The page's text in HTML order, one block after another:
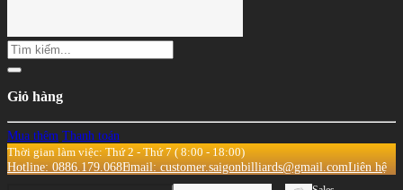
Giỏ hàng
Mua thêm Thanh toán
Thời gian làm việc: Thứ 2 - Thứ 7 ( 8:00 - 18:00)
Hotline: 0886.179.068Email: customer.saigonbilliards@gmail.comLiên hệ